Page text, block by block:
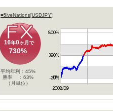
■5iveNations[USDJPY]
16年0ヶ月で
730%
平均年利：45%
勝率 ：63%
（月単位）